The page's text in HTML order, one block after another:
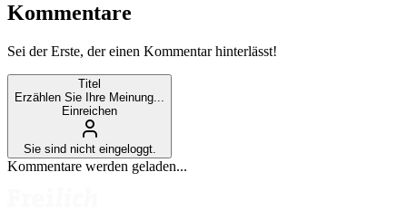
Kommentare
Sei der Erste, der einen Kommentar hinterlässt!
Titel
Erzählen Sie Ihre Meinung...
Einreichen
Sie sind nicht eingeloggt.
Kommentare werden geladen...